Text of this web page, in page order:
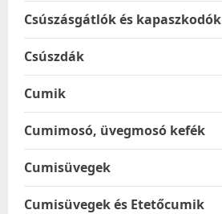
Csúszásgátlók és kapaszkodók
Csúszdák
Cumik
Cumimosó, üvegmosó kefék
Cumisüvegek
Cumisüvegek és Etetőcumik